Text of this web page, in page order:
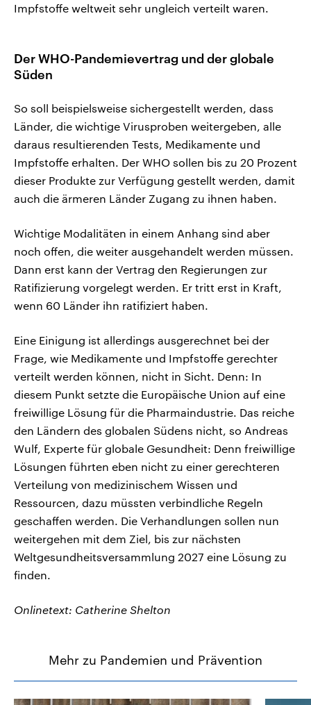
Impfstoffe weltweit sehr ungleich verteilt waren.
Der WHO-Pandemievertrag und der globale
Süden
So soll beispielsweise sichergestellt werden, dass
Länder, die wichtige Virusproben weitergeben, alle
daraus resultierenden Tests, Medikamente und
Impfstoffe erhalten. Der WHO sollen bis zu 20 Prozent
dieser Produkte zur Verfügung gestellt werden, damit
auch die ärmeren Länder Zugang zu ihnen haben.
Wichtige Modalitäten in einem Anhang sind aber
noch offen, die weiter ausgehandelt werden müssen.
Dann erst kann der Vertrag den Regierungen zur
Ratifizierung vorgelegt werden. Er tritt erst in Kraft,
wenn 60 Länder ihn ratifiziert haben.
Eine Einigung ist allerdings ausgerechnet bei der
Frage, wie Medikamente und Impfstoffe gerechter
verteilt werden können, nicht in Sicht. Denn: In
diesem Punkt setzte die Europäische Union auf eine
freiwillige Lösung für die Pharmaindustrie. Das reiche
den Ländern des globalen Südens nicht, so Andreas
Wulf, Experte für globale Gesundheit: Denn freiwillige
Lösungen führten eben nicht zu einer gerechteren
Verteilung von medizinischem Wissen und
Ressourcen, dazu müssten verbindliche Regeln
geschaffen werden. Die Verhandlungen sollen nun
weitergehen mit dem Ziel, bis zur nächsten
Weltgesundheitsversammlung 2027 eine Lösung zu
finden.
Onlinetext: Catherine Shelton
Mehr zu Pandemien und Prävention